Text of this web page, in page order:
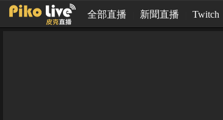
全部直播 新聞直播 Twitch